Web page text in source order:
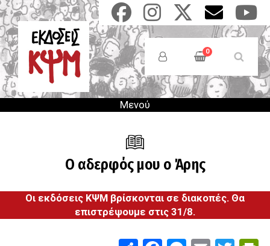
Παράκαμψη
προς
το
κυρίως
περιεχόμενο
Anonymous
Users
Menu
0
Μενού
Ο αδερφός μου ο Άρης
Οι εκδόσεις ΚΨΜ βρίσκονται σε διακοπές. Θα
επιστρέψουμε στις 31/8.